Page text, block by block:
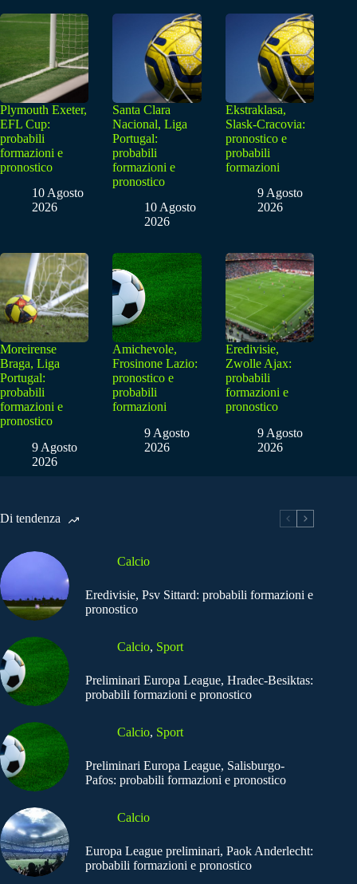
Plymouth Exeter,
EFL Cup:
probabili
formazioni e
pronostico
10 Agosto
2026
Santa Clara
Nacional, Liga
Portugal:
probabili
formazioni e
pronostico
10 Agosto
2026
Ekstraklasa,
Slask-Cracovia:
pronostico e
probabili
formazioni
9 Agosto
2026
Moreirense
Braga, Liga
Portugal:
probabili
formazioni e
pronostico
9 Agosto
2026
Amichevole,
Frosinone Lazio:
pronostico e
probabili
formazioni
9 Agosto
2026
Eredivisie,
Zwolle Ajax:
probabili
formazioni e
pronostico
9 Agosto
2026
Di tendenza
Calcio
Eredivisie, Psv Sittard: probabili formazioni e
pronostico
Calcio, Sport
Preliminari Europa League, Hradec-Besiktas:
probabili formazioni e pronostico
Calcio, Sport
Preliminari Europa League, Salisburgo-
Pafos: probabili formazioni e pronostico
Calcio
Europa League preliminari, Paok Anderlecht:
probabili formazioni e pronostico